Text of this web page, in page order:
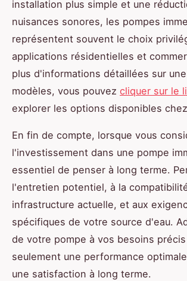
installation plus simple et une
nuisances sonores, les pompes
représentent souvent le choix
applications résidentielles et
plus d'informations détaillées sur
modèles, vous pouvez cliquer sur le
explorer les options disponibles
En fin de compte, lorsque vous
l'investissement dans une pompe
essentiel de penser à long terme.
l'entretien potentiel, à la
infrastructure actuelle, et aux
spécifiques de votre source d'eau.
de votre pompe à vos besoins
seulement une performance
une satisfaction à long terme.